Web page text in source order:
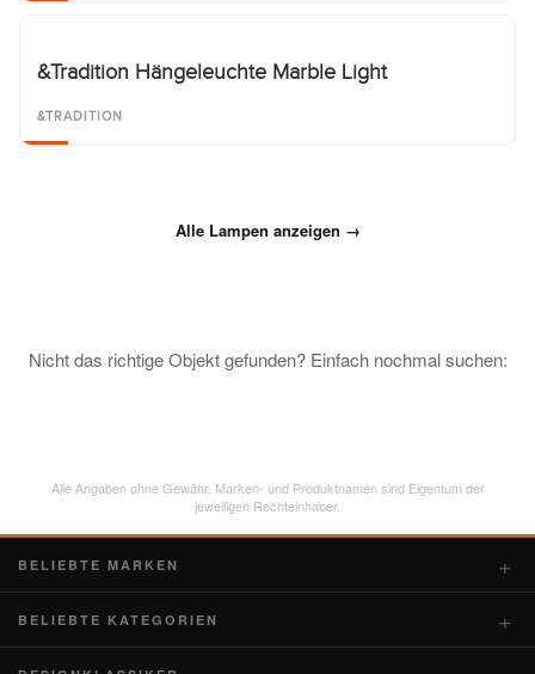
&Tradition Hängeleuchte Marble Light
&TRADITION
Alle Lampen anzeigen →
Nicht das richtige Objekt gefunden? Einfach nochmal suchen:
Alle Angaben ohne Gewähr. Marken- und Produktnamen sind Eigentum der
jeweiligen Rechteinhaber.
BELIEBTE MARKEN
BELIEBTE KATEGORIEN